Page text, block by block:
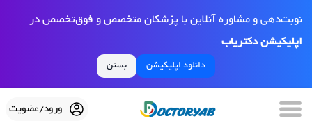
نوبت‌دهی و مشاوره آنلاین با پزشکان متخصص و فوق‌تخصص در
اپلیکیشن دکتریاب
دانلود اپلیکیشن بستن
ورود/عضویت